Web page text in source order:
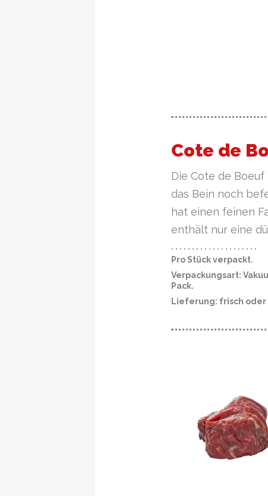
Cote de
Die Cote de
das Bein noch
hat einen feinen
enthält nur eine
· · · · · · · · · · · · · · · · · · · · ·
Pro Stück verpackt.
Verpackungsart:
Pack.
Lieferung: frisch